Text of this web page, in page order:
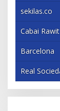
sekilas.co
Cabai
Barcelona
Real